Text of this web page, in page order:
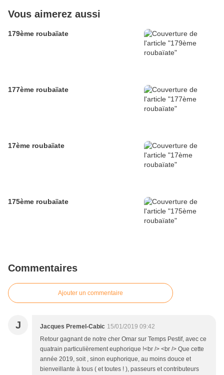
Vous aimerez aussi
179ème roubaïate
177ème roubaïate
17ème roubaïate
175ème roubaïate
Commentaires
Ajouter un commentaire
J Jacques Premel-Cabic 15/01/2019 09:42
Retour gagnant de notre cher Omar sur Temps Pestif, avec ce
quatrain particulièrement euphorique !<br /> <br /> Que cette
année 2019, soit , sinon euphorique, au moins douce et
bienveillante à tous ( et toutes ! ), passeurs et contributeurs